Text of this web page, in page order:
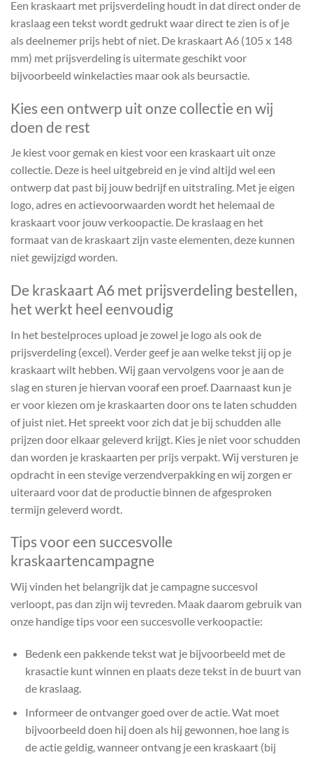
Een kraskaart met prijsverdeling houdt in dat direct onder de
kraslaag een tekst wordt gedrukt waar direct te zien is of je
als deelnemer prijs hebt of niet. De kraskaart A6 (105 x 148
mm) met prijsverdeling is uitermate geschikt voor
bijvoorbeeld winkelacties maar ook als beursactie.
Kies een ontwerp uit onze collectie en wij
doen de rest
Je kiest voor gemak en kiest voor een kraskaart uit onze
collectie. Deze is heel uitgebreid en je vind altijd wel een
ontwerp dat past bij jouw bedrijf en uitstraling. Met je eigen
logo, adres en actievoorwaarden wordt het helemaal de
kraskaart voor jouw verkoopactie. De kraslaag en het
formaat van de kraskaart zijn vaste elementen, deze kunnen
niet gewijzigd worden.
De kraskaart A6 met prijsverdeling bestellen,
het werkt heel eenvoudig
In het bestelproces upload je zowel je logo als ook de
prijsverdeling (excel). Verder geef je aan welke tekst jij op je
kraskaart wilt hebben. Wij gaan vervolgens voor je aan de
slag en sturen je hiervan vooraf een proef. Daarnaast kun je
er voor kiezen om je kraskaarten door ons te laten schudden
of juist niet. Het spreekt voor zich dat je bij schudden alle
prijzen door elkaar geleverd krijgt. Kies je niet voor schudden
dan worden je kraskaarten per prijs verpakt. Wij versturen je
opdracht in een stevige verzendverpakking en wij zorgen er
uiteraard voor dat de productie binnen de afgesproken
termijn geleverd wordt.
Tips voor een succesvolle
kraskaartencampagne
Wij vinden het belangrijk dat je campagne succesvol
verloopt, pas dan zijn wij tevreden. Maak daarom gebruik van
onze handige tips voor een succesvolle verkoopactie:
Bedenk een pakkende tekst wat je bijvoorbeeld met de
krasactie kunt winnen en plaats deze tekst in de buurt van
de kraslaag.
Informeer de ontvanger goed over de actie. Wat moet
bijvoorbeeld doen hij doen als hij gewonnen, hoe lang is
de actie geldig, wanneer ontvang je een kraskaart (bij